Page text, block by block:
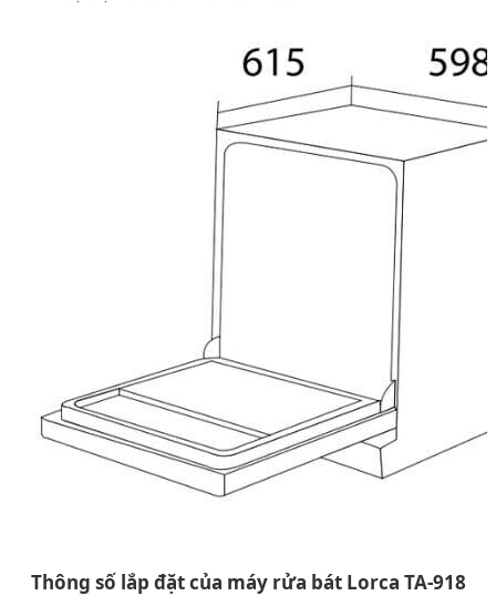
Thông số lắp đặt của máy rửa bát Lorca TA-918